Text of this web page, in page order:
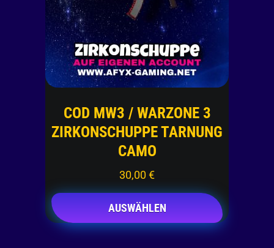
COD MW3 / WARZONE 3
ZIRKONSCHUPPE TARNUNG
CAMO
30,00 €
AUSWÄHLEN